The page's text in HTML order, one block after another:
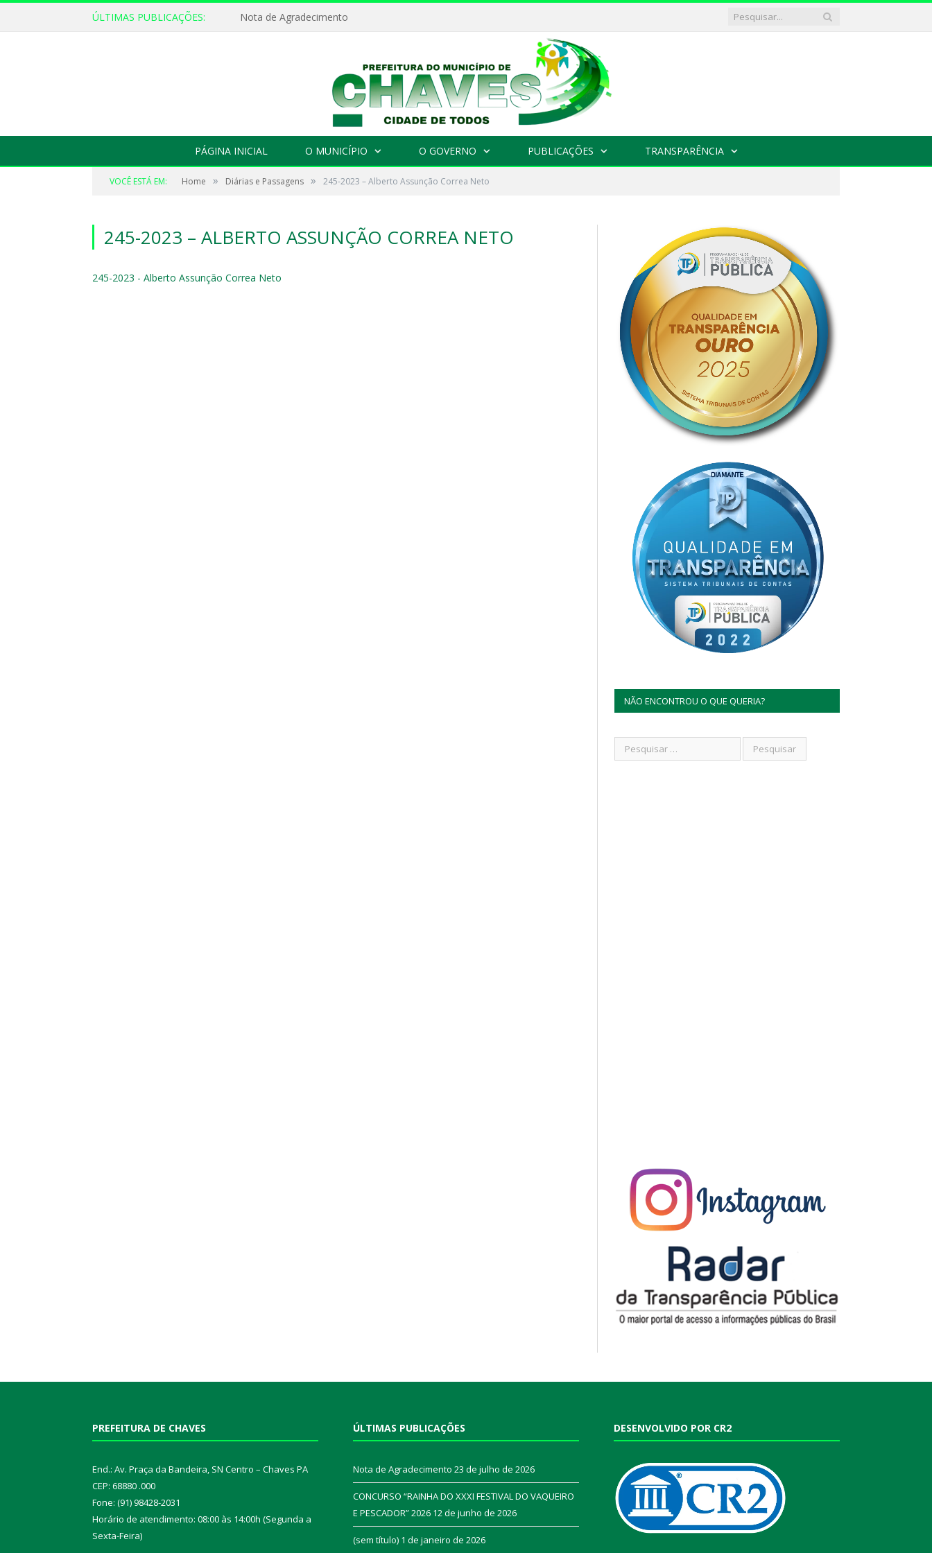
ÚLTIMAS PUBLICAÇÕES: Nota de Agradecimento
PÁGINA INICIAL O MUNICÍPIO O GOVERNO PUBLICAÇÕES TRANSPARÊNCIA
VOCÊ ESTÁ EM: Home » Diárias e Passagens » 245-2023 – Alberto Assunção Correa Neto
245-2023 – ALBERTO ASSUNÇÃO CORREA NETO
245-2023 - Alberto Assunção Correa Neto
NÃO ENCONTROU O QUE QUERIA?
PREFEITURA DE CHAVES
End.: Av. Praça da Bandeira, SN Centro – Chaves PA
CEP: 68880 .000
Fone: (91) 98428-2031
Horário de atendimento: 08:00 às 14:00h (Segunda a
Sexta-Feira)
ÚLTIMAS PUBLICAÇÕES
Nota de Agradecimento 23 de julho de 2026
CONCURSO “RAINHA DO XXXI FESTIVAL DO VAQUEIRO
E PESCADOR” 2026 12 de junho de 2026
(sem título) 1 de janeiro de 2026
DESENVOLVIDO POR CR2